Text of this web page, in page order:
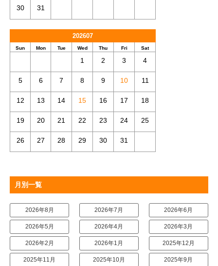
30 31
202607
Sun Mon Tue Wed Thu Fri Sat
1 2 3 4
5 6 7 8 9 10 11
12 13 14 15 16 17 18
19 20 21 22 23 24 25
26 27 28 29 30 31
月別一覧
2026年8月 2026年7月 2026年6月
2026年5月 2026年4月 2026年3月
2026年2月 2026年1月 2025年12月
2025年11月 2025年10月 2025年9月